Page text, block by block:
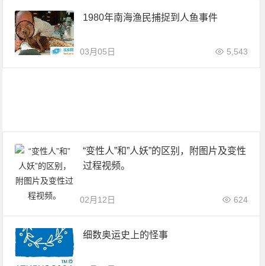
1980年南海渔民捕捉到人鱼事件
03月05日 5,543
“变性人”和”人妖”的区别，附图片及变性
过程视频。
02月12日 624
细数奥运史上的怪事